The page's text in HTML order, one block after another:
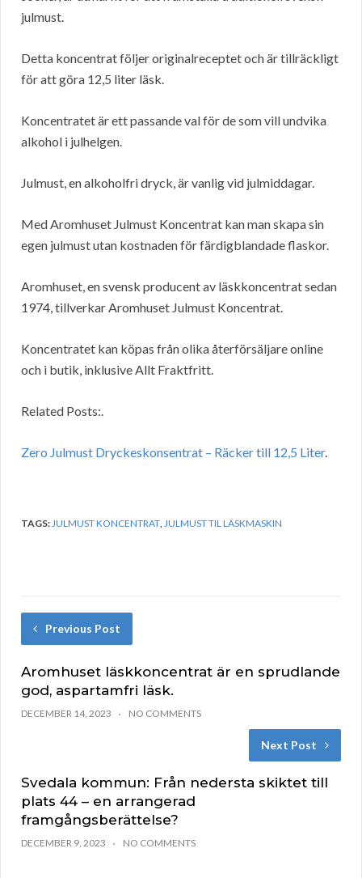
julmust.
Detta koncentrat följer originalreceptet och är tillräckligt
för att göra 12,5 liter läsk.
Koncentratet är ett passande val för de som vill undvika
alkohol i julhelgen.
Julmust, en alkoholfri dryck, är vanlig vid julmiddagar.
Med Aromhuset Julmust Koncentrat kan man skapa sin
egen julmust utan kostnaden för färdigblandade flaskor.
Aromhuset, en svensk producent av läskkoncentrat sedan
1974, tillverkar Aromhuset Julmust Koncentrat.
Koncentratet kan köpas från olika återförsäljare online
och i butik, inklusive Allt Fraktfritt.
Related Posts:.
Zero Julmust Dryckeskonsentrat – Räcker till 12,5 Liter.
TAGS: JULMUST KONCENTRAT JULMUST TIL LÄSKMASKIN
Previous Post
Aromhuset läskkoncentrat är en sprudlande
god, aspartamfri läsk.
DECEMBER 14, 2023 NO COMMENTS
Next Post
Svedala kommun: Från nedersta skiktet till
plats 44 – en arrangerad
framgångsberättelse?
DECEMBER 9, 2023 NO COMMENTS